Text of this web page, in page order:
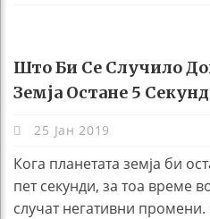
Што Би Се Случило
Земја Остане 5
25 Јан 2019
Кога планетата земја би
пет секунди, за тоа време
случат негативни промени.